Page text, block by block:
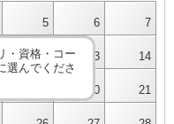
5 6 7
12 13 14
20 21
・資格・コー
選んでくださ